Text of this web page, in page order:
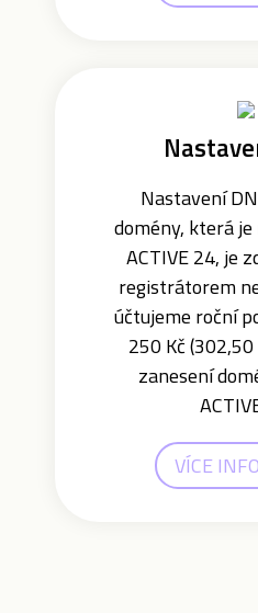
Nastavení
domény, která
ACTIVE 24, je
registrátorem
účtujeme roční
250 Kč
zanesení
VÍCE